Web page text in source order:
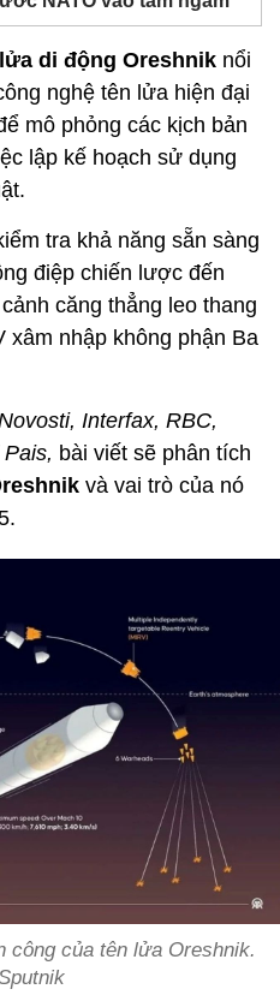
di động Oreshnik nổi
nghệ tên lửa hiện đại
mô phỏng các kịch bản
lập kế hoạch sử dụng
tra khả năng sẵn sàng
điệp chiến lược đến
căng thẳng leo thang
xâm nhập không phận Ba
Interfax, RBC,
bài viết sẽ phân tích
và vai trò của nó
công của tên lửa Oreshnik.